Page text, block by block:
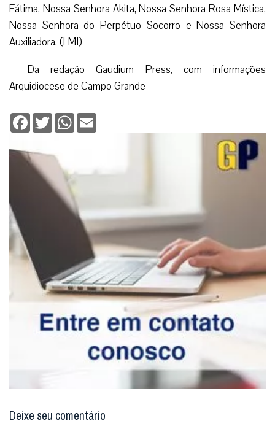
Fátima, Nossa Senhora Akita, Nossa Senhora Rosa Mística,
Nossa Senhora do Perpétuo Socorro e Nossa Senhora
Auxiliadora. (LMI)
Da redação Gaudium Press, com informações
Arquidiocese de Campo Grande
Facebook
TwitterWhatsApp
Deixe seu comentário